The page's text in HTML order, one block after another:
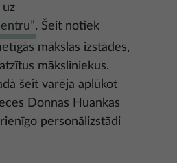
uz
. Šeit notiek
mākslas izstādes,
māksliniekus.
šeit varēja aplūkot
Donnas Huankas
personālizstādi